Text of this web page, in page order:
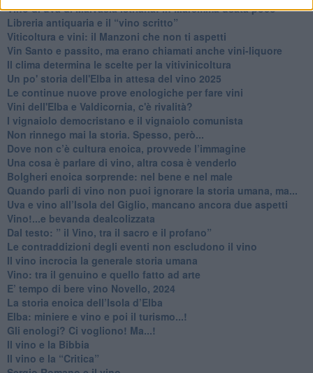
​Vino di uva di Malvasia Istriana: in Maremma usata poco
​Libreria antiquaria e il “vino scritto”
​Viticoltura e vini: il Manzoni che non ti aspetti
​Vin Santo e passito, ma erano chiamati anche vini-liquore
Il clima determina le scelte per la vitivinicoltura
Un po' storia dell'Elba in attesa del vino 2025
Le continue nuove prove enologiche per fare vini
Vini dell'Elba e Valdicornia, c'è rivalità?
​I vignaiolo democristano e il vignaiolo comunista
​Non rinnego mai la storia. Spesso, però...
​Dove non c’è cultura enoica, provvede l’immagine
​Una cosa è parlare di vino, altra cosa è venderlo
Bolgheri enoica sorprende: nel bene e nel male
​Quando parli di vino non puoi ignorare la storia umana, ma...
Uva e vino all’Isola del Giglio, mancano ancora due aspetti
​Vino!...e bevanda dealcolizzata
​Dal testo: ” il Vino, tra il sacro e il profano”
Le contraddizioni degli eventi non escludono il vino
​Il vino incrocia la generale storia umana
Vino: tra il genuino e quello fatto ad arte
E’ tempo di bere vino Novello, 2024
La storia enoica dell’Isola d’Elba
Elba: miniere e vino e poi il turismo...!
​Gli enologi? Ci vogliono! Ma...!
​Il vino e la Bibbia
​Il vino e la “Critica”